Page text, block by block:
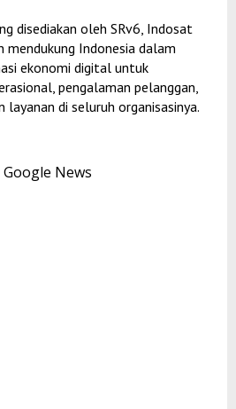
disediakan oleh SRv6, Indosat
mendukung Indonesia dalam
ekonomi digital untuk
pengalaman pelanggan,
layanan di seluruh organisasinya.
Google News